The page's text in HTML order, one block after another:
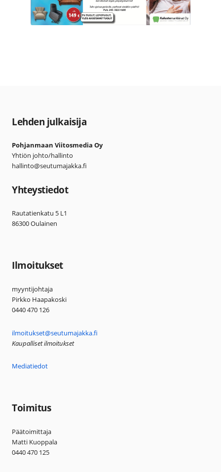
Lehden julkaisija
Pohjanmaan Viitosmedia Oy
Yhtiön johto/hallinto
hallinto@seutumajakka.fi
Yhteystiedot
Rautatienkatu 5 L1
86300 Oulainen
Ilmoitukset
myyntijohtaja
Pirkko Haapakoski
0440 470 126
ilmoitukset@seutumajakka.fi
Kaupalliset ilmoitukset
Mediatiedot
Toimitus
Päätoimittaja
Matti Kuoppala
0440 470 125